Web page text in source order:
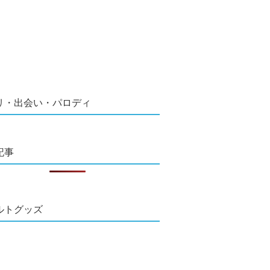
・出会い・パロディ
事
トグッズ